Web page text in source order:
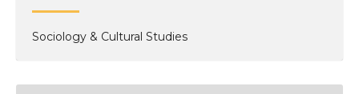
Sociology & Cultural Studies